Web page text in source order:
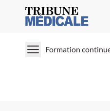
Medical Tribune
Formation